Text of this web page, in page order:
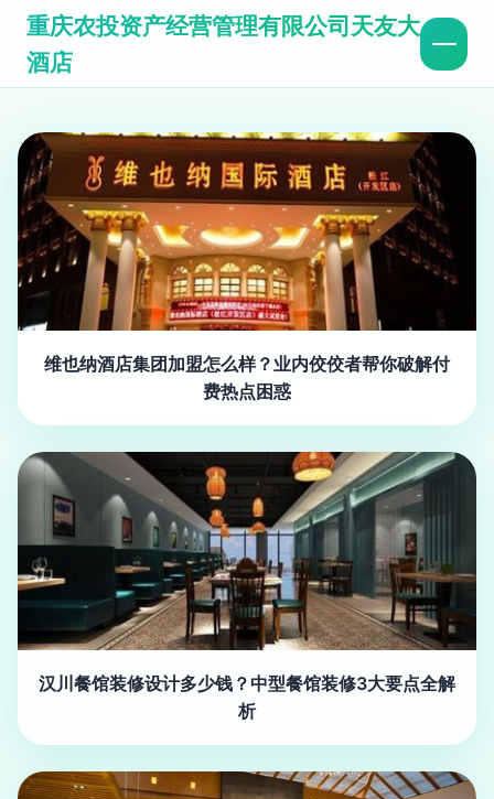
重庆农投资产经营管理有限公司天友大
酒店
维也纳酒店集团加盟怎么样？业内佼佼者帮你破解付
费热点困惑
汉川餐馆装修设计多少钱？中型餐馆装修3大要点全解
析